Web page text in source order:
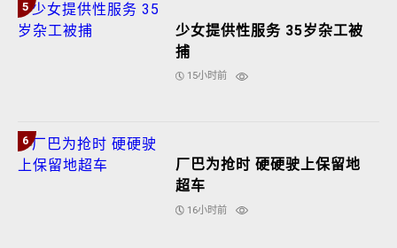
5
少女提供性服务 35岁杂工被
捕
15小时前
6
厂巴为抢时 硬硬驶上保留地
超车
16小时前